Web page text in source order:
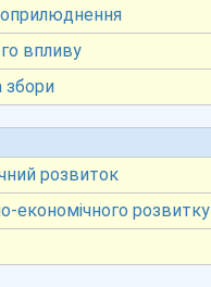
впливу
збори
розвиток
економічного розвитку